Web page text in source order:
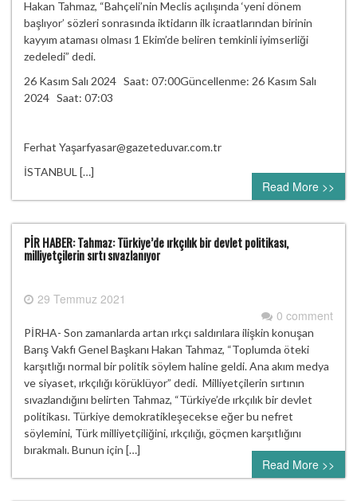
Hakan Tahmaz, “Bahçeli’nin Meclis açılışında ‘yeni dönem
başlıyor’ sözleri sonrasında iktidarın ilk icraatlarından birinin
kayyım ataması olması 1 Ekim’de beliren temkinli iyimserliği
zedeledi” dedi.
26 Kasım Salı 2024 Saat: 07:00Güncellenme: 26 Kasım Salı
2024 Saat: 07:03
Ferhat Yaşarfyasar@gazeteduvar.com.tr
İSTANBUL […]
Read More >>
PİR HABER: Tahmaz: Türkiye’de ırkçılık bir devlet politikası,
milliyetçilerin sırtı sıvazlanıyor
29 Temmuz 2021
0 comment
PİRHA- Son zamanlarda artan ırkçı saldırılara ilişkin konuşan
Barış Vakfı Genel Başkanı Hakan Tahmaz, “Toplumda öteki
karşıtlığı normal bir politik söylem haline geldi. Ana akım medya
ve siyaset, ırkçılığı körüklüyor” dedi. Milliyetçilerin sırtının
sıvazlandığını belirten Tahmaz, “Türkiye’de ırkçılık bir devlet
politikası. Türkiye demokratikleşecekse eğer bu nefret
söylemini, Türk milliyetçiliğini, ırkçılığı, göçmen karşıtlığını
bırakmalı. Bunun için […]
Read More >>